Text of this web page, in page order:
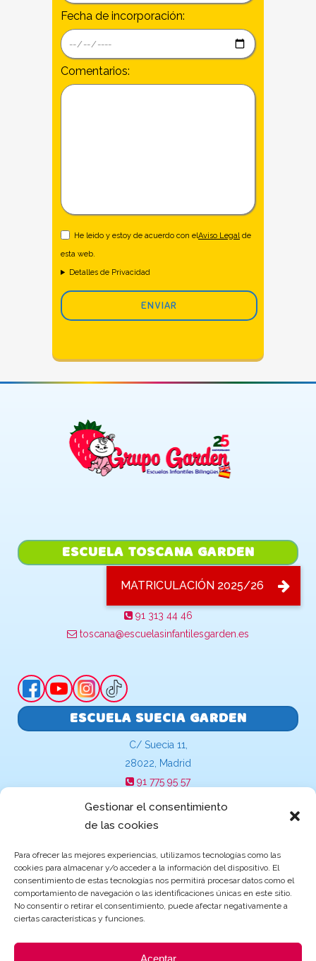
Gestionar el consentimiento
de las cookies
Para ofrecer las mejores experiencias, utilizamos tecnologías como las
cookies para almacenar y/o acceder a la información del dispositivo. El
consentimiento de estas tecnologías nos permitirá procesar datos como el
comportamiento de navegación o las identificaciones únicas en este sitio.
No consentir o retirar el consentimiento, puede afectar negativamente a
ciertas características y funciones.
Aceptar
Fecha de incorporación:
Comentarios:
He leido y estoy de acuerdo con elAviso Legalde
esta web.
Detalles de Privacidad
ESCUELA TOSCANA GARDEN
C/ Toscana 114-116,
91 313 44 46
toscana@escuelasinfantilesgarden.es
ESCUELA SUECIA GARDEN
C/ Suecia 11,
28022, Madrid
91 775 95 57
Becas y ayudas de Educación